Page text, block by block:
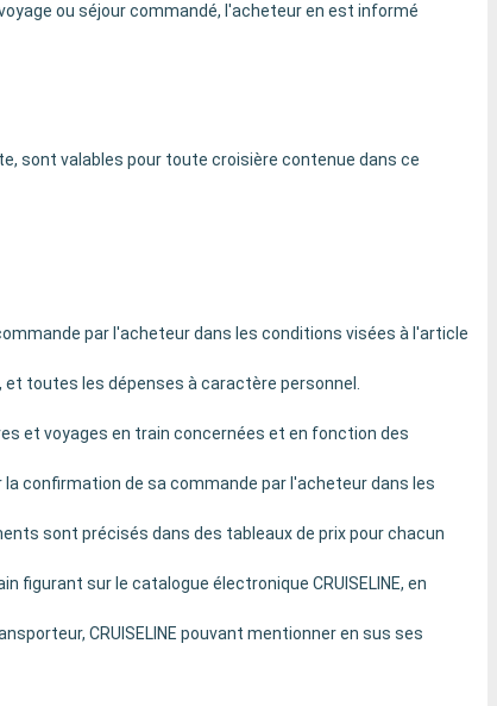
ou séjour commandé, l'acheteur en est informé
sont valables pour toute croisière contenue dans ce
par l'acheteur dans les conditions visées à l'article
toutes les dépenses à caractère personnel.
et voyages en train concernées et en fonction des
confirmation de sa commande par l'acheteur dans les
sont précisés dans des tableaux de prix pour chacun
figurant sur le catalogue électronique CRUISELINE, en
CRUISELINE pouvant mentionner en sus ses